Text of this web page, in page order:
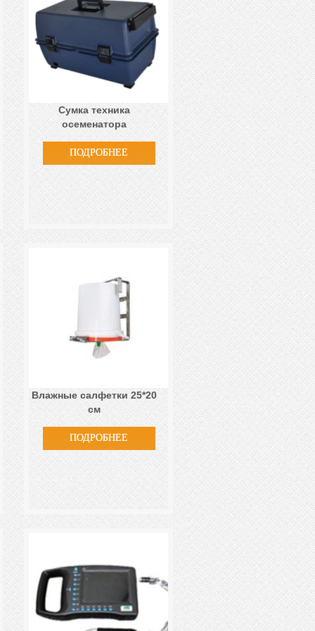
Сумка техника
осеменатора
ПОДРОБНЕЕ
Влажные салфетки 25*20
см
ПОДРОБНЕЕ